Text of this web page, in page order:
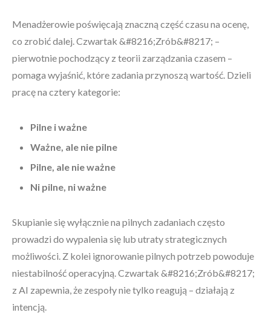
Menadżerowie poświęcają znaczną część czasu na ocenę,
co zrobić dalej. Czwartak &#8216;Zrób&#8217; –
pierwotnie pochodzący z teorii zarządzania czasem –
pomaga wyjaśnić, które zadania przynoszą wartość. Dzieli
pracę na cztery kategorie:
Pilne i ważne
Ważne, ale nie pilne
Pilne, ale nie ważne
Ni pilne, ni ważne
Skupianie się wyłącznie na pilnych zadaniach często
prowadzi do wypalenia się lub utraty strategicznych
możliwości. Z kolei ignorowanie pilnych potrzeb powoduje
niestabilność operacyjną. Czwartak &#8216;Zrób&#8217;
z AI zapewnia, że zespoły nie tylko reagują – działają z
intencją.